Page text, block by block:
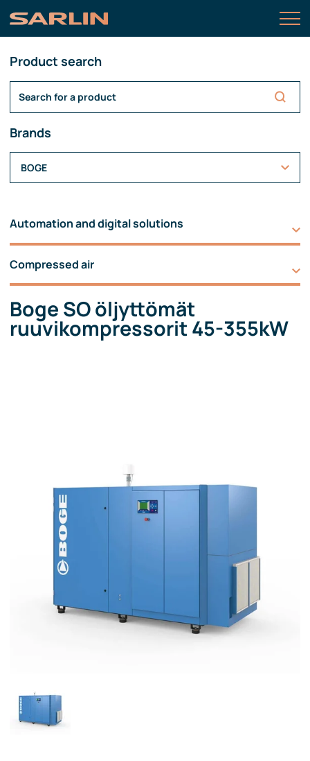
Product search
Brands
BOGE
Automation and digital solutions
Compressed air
Boge SO öljyttömät
ruuvikompressorit 45-355kW